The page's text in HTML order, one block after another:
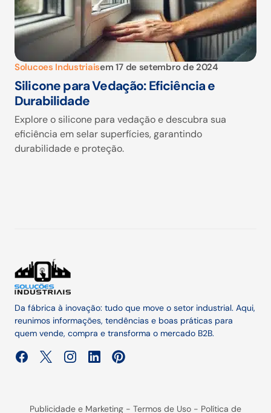
Solucoes Industriaisem 17 de setembro de 2024
Silicone para Vedação: Eficiência e
Durabilidade
Explore o silicone para vedação e descubra sua
eficiência em selar superfícies, garantindo
durabilidade e proteção.
Da fábrica à inovação: tudo que move o setor industrial. Aqui,
reunimos informações, tendências e boas práticas para
quem vende, compra e transforma o mercado B2B.
Publicidade e Marketing - Termos de Uso - Política de